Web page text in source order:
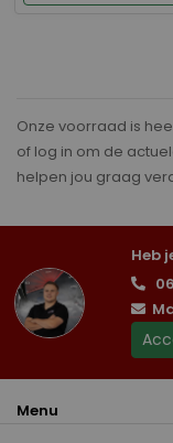
Onze voorraad is
of log in om de
helpen jou graag
Heb
Menu